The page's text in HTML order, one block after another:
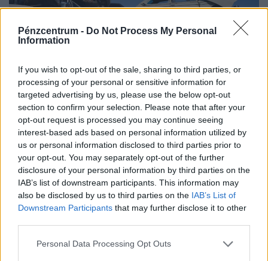
Pénzcentrum - Do Not Process My Personal
Information
If you wish to opt-out of the sale, sharing to third parties, or
processing of your personal or sensitive information for
targeted advertising by us, please use the below opt-out
section to confirm your selection. Please note that after your
opt-out request is processed you may continue seeing
interest-based ads based on personal information utilized by
us or personal information disclosed to third parties prior to
your opt-out. You may separately opt-out of the further
disclosure of your personal information by third parties on the
IAB’s list of downstream participants. This information may
also be disclosed by us to third parties on the IAB’s List of
Downstream Participants that may further disclose it to other
Personal Data Processing Opt Outs
Öregedő verdák lepték el a magyar utakat: ez
nagyon veszélyes is lehet hamarosan
Bár az elmúlt másfél évtizedben az uniós átlagot jóval
meghaladó mértékben nőtt a gépkocsiellátottság
Magyarországon, a járműállomány folyamatosan
öregszik.